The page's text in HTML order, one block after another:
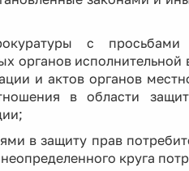
с просьбами
органов исполнительной
и актов органов
в области
в защиту прав
круга